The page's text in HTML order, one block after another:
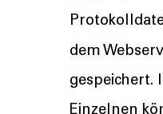
dem
gespeichert.
Einzelnen